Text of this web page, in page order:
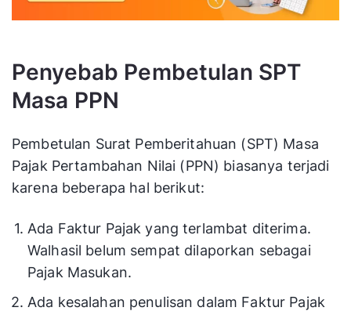
Penyebab Pembetulan SPT
Masa PPN
Pembetulan Surat Pemberitahuan (SPT) Masa
Pajak Pertambahan Nilai (PPN) biasanya terjadi
karena beberapa hal berikut:
Ada Faktur Pajak yang terlambat diterima.
Walhasil belum sempat dilaporkan sebagai
Pajak Masukan.
Ada kesalahan penulisan dalam Faktur Pajak